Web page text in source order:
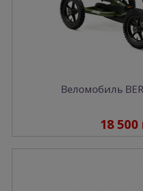
Веломобиль
18 500